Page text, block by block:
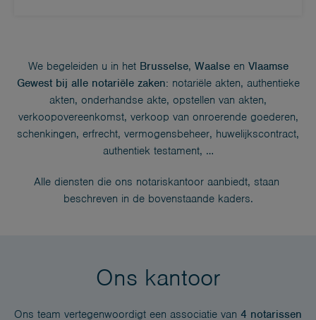
We begeleiden u in het Brusselse, Waalseen Vlaamse
Gewest bij alle notariële zaken: notariële akten, authentieke
akten, onderhandse akte, opstellen van akten,
verkoopovereenkomst, verkoop van onroerende goederen,
schenkingen, erfrecht, vermogensbeheer, huwelijkscontract,
authentiek testament, …
Alle diensten die ons notariskantoor aanbiedt, staan ​​
beschreven in de bovenstaande kaders.
Ons kantoor
Ons team vertegenwoordigt een associatie van 4 notarissen